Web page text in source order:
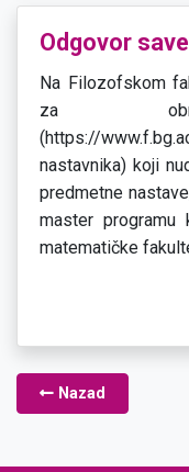
Odgovor
Na Filozofskom
za
(https://
nastavnika) koji
predmetne
master
matematičke
Nazad